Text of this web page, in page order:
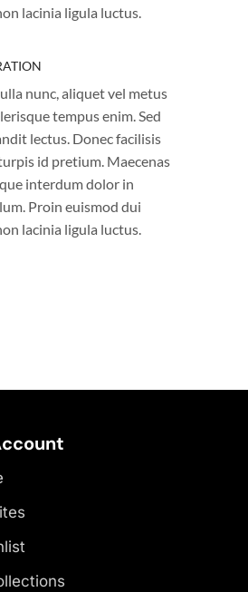
lacinia ligula luctus.
nunc, aliquet vel metus
tempus enim. Sed
lectus. Donec facilisis
id pretium. Maecenas
interdum dolor in
Proin euismod dui
lacinia ligula luctus.